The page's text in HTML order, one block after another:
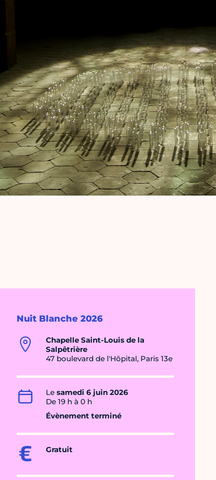
Nuit Blanche 2026
Chapelle Saint-Louis de la
Salpêtrière
47 boulevard de l'Hôpital, Paris 13e
Le samedi 6 juin 2026
De 19 h à 0 h
Évènement terminé
Gratuit